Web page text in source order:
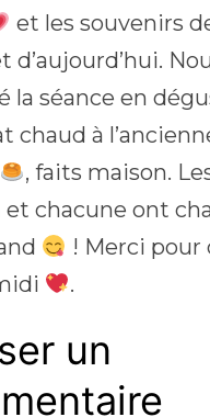
et les souvenirs
d’aujourd’hui.
la séance en
chaud à
, faits maison.
et chacune ont
! Merci pour
.
un